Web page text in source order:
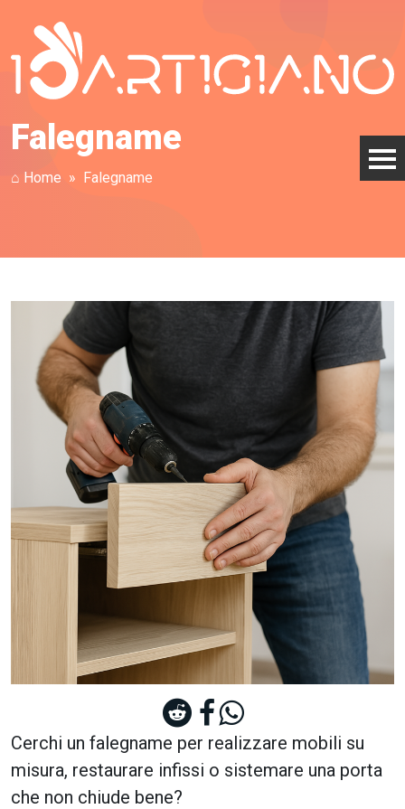
Falegname
⌂ Home Falegname
Cerchi un falegname per realizzare mobili su
misura, restaurare infissi o sistemare una porta
che non chiude bene?